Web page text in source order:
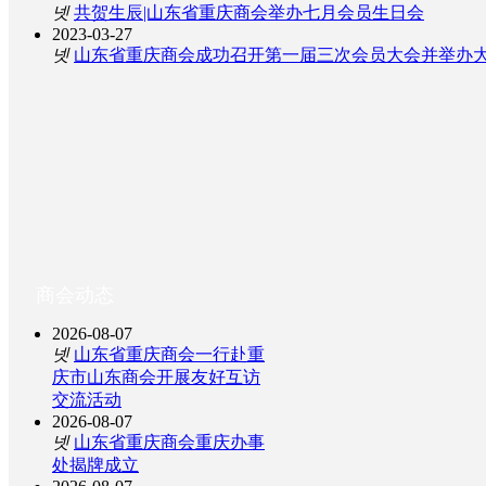
넷 共贺生辰|山东省重庆商会举办七月会员生日会
2023-03-27
넷 山东省重庆商会成功召开第一届三次会员大会并举办
2026-08-07
넷 山东省重庆商会一行赴重
庆市山东商会开展友好互访
交流活动
2026-08-07
넷 山东省重庆商会重庆办事
处揭牌成立